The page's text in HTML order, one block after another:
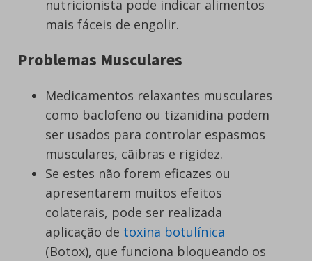
nutricionista pode indicar alimentos
mais fáceis de engolir.
Problemas Musculares
Medicamentos relaxantes musculares
como baclofeno ou tizanidina podem
ser usados ​​para controlar espasmos
musculares, cãibras e rigidez.
Se estes não forem eficazes ou
apresentarem muitos efeitos
colaterais, pode ser realizada
aplicação de toxina botulínica
(Botox), que funciona bloqueando os